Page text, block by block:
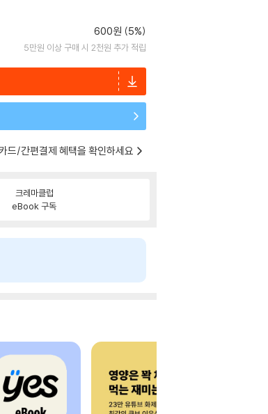
600원 (5%)
5만원 이상 구매 시 2천원 추가 적립
드/간편결제 혜택을 확인하세요
크레마클럽
eBook 구독